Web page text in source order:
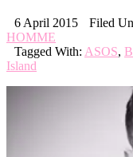
6 April 2015 Filed
HOMME
Tagged With: ASOS,
Island